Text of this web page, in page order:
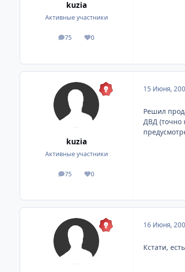
kuzia
Активные участники
75
посты 0
Репутация
kuzia
Активные участники
75
посты 0
Репутация
15 Июня,
Решил
ДВД (точно
16 Июня,
Кстати,